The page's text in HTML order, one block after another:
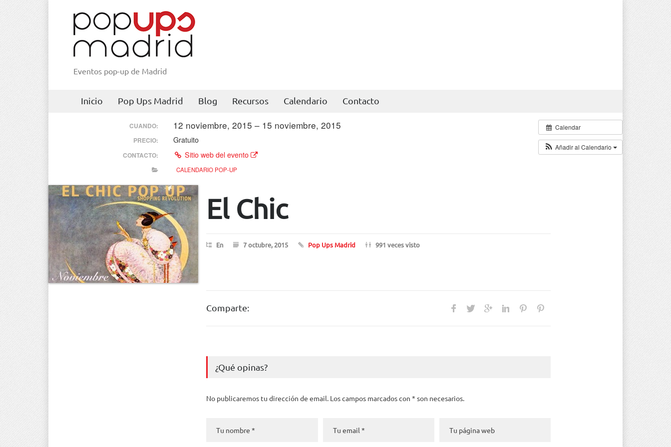
Eventos pop-up de Madrid
Inicio Pop Ups Madrid Blog Recursos Calendario Contacto
Calendar
Añadir al Calendario
CUANDO: 12 noviembre, 2015 – 15 noviembre, 2015
PRECIO: Gratuito
CONTACTO: Sitio web del evento
CALENDARIO POP-UP
El Chic
En 7 octubre, 2015 Pop Ups Madrid 991 veces visto
Comparte:
¿Qué opinas?
No publicaremos tu dirección de email. Los campos marcados con * son necesarios.